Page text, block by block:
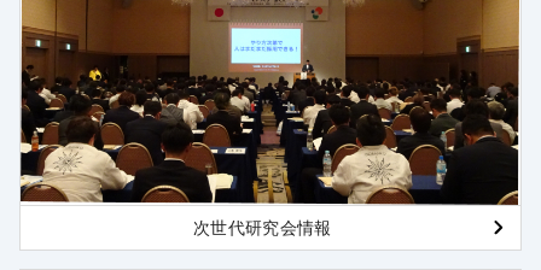
次世代研究会情報